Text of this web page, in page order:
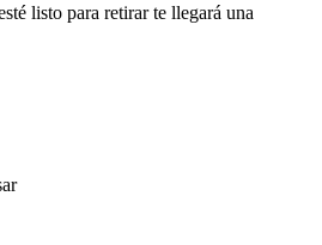
listo para retirar te llegará una